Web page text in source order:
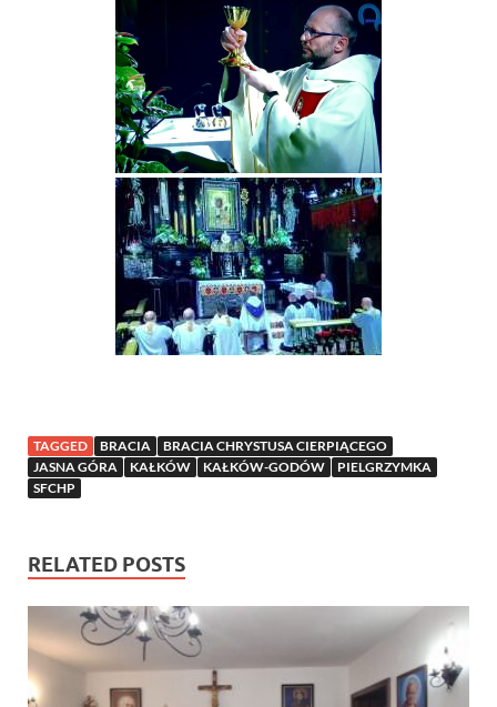
TAGGED BRACIA
BRACIA CHRYSTUSA CIERPIĄCEGO
JASNA GÓRA
KAŁKÓW KAŁKÓW-GODÓW
PIELGRZYMKA
SFCHP
RELATED POSTS